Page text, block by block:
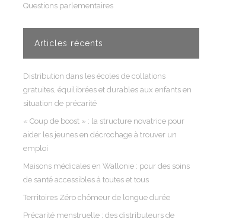
Questions parlementaires
Articles récents
Distribution dans les écoles de collations
gratuites, équilibrées et durables aux enfants en
situation de précarité
« Coup de boost » : la structure novatrice pour
aider les jeunes en décrochage à trouver un
emploi
Maisons médicales en Wallonie : pour des soins
de santé accessibles à toutes et tous
Territoires Zéro chômeur de longue durée
Précarité menstruelle : des distributeurs de